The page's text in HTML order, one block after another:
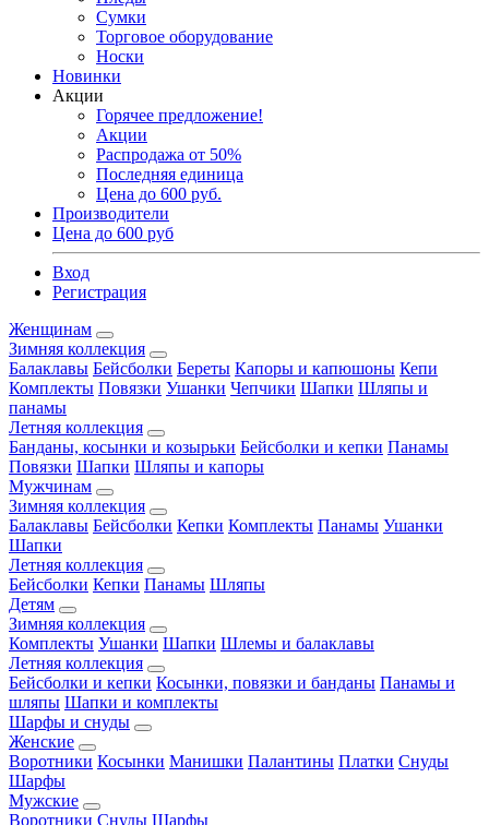
Сумки
Торговое оборудование
Носки
Новинки
Акции
Горячее предложение!
Акции
Распродажа от 50%
Последняя единица
Цена до 600 руб.
Производители
Цена до 600 руб
Вход
Регистрация
Женщинам
Зимняя коллекция
Балаклавы Бейсболки Береты Капоры и капюшоны Кепи
Комплекты Повязки Ушанки Чепчики Шапки Шляпы и
панамы
Летняя коллекция
Банданы, косынки и козырьки Бейсболки и кепки Панамы
Повязки Шапки Шляпы и капоры
Мужчинам
Зимняя коллекция
Балаклавы Бейсболки Кепки Комплекты Панамы Ушанки
Шапки
Летняя коллекция
Бейсболки Кепки Панамы Шляпы
Детям
Зимняя коллекция
Комплекты Ушанки Шапки Шлемы и балаклавы
Летняя коллекция
Бейсболки и кепки Косынки, повязки и банданы Панамы и
шляпы Шапки и комплекты
Шарфы и снуды
Женские
Воротники Косынки Манишки Палантины Платки Снуды
Шарфы
Мужские
Воротники Снуды Шарфы